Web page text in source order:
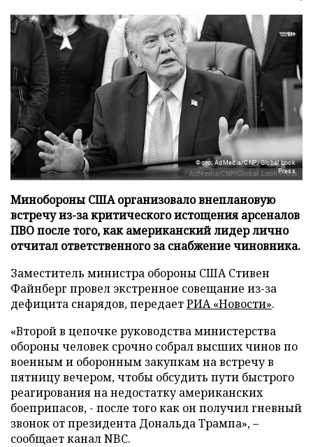
Фото: AdMedia/CNP/Global Look
Press
Минобороны США организовало внеплановую
встречу из-за критического истощения арсеналов
ПВО после того, как американский лидер лично
отчитал ответственного за снабжение чиновника.
Заместитель министра обороны США Стивен
Файнберг провел экстренное совещание из-за
дефицита снарядов, передаетРИА «Новости».
«Второй в цепочке руководства министерства
обороны человек срочно собрал высших чинов по
военным и оборонным закупкам на встречу в
пятницу вечером, чтобы обсудить пути быстрого
реагирования на недостатку американских
боеприпасов, - после того как он получил гневный
звонок от президента Дональда Трампа», –
сообщает канал NBC.